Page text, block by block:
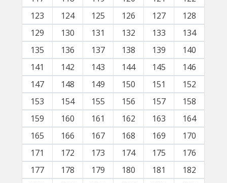
123
124 125 126 127
128
129
130 131 132 133
134
135
136 137 138 139
140
141
142 143 144 145
146
147
148 149 150 151
152
153
154 155 156 157
158
159
160 161 162 163
164
165
166 167 168 169
170
171
172 173 174 175
176
177
178 179 180 181
182